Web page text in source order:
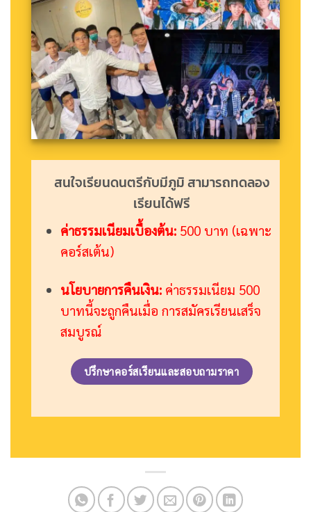
สนใจเรียนดนตรีกับมีภูมิ สามารถทดลอง
เรียนได้ฟรี
ค่าธรรมเนียมเบื้องต้น:500 บาท (เฉพาะ
คอร์สเต้น)
นโยบายการคืนเงิน:ค่าธรรมเนียม 500
บาทนี้จะถูกคืนเมื่อ การสมัครเรียนเสร็จ
สมบูรณ์
ปรึกษาคอร์สเรียนและสอบถามราคา